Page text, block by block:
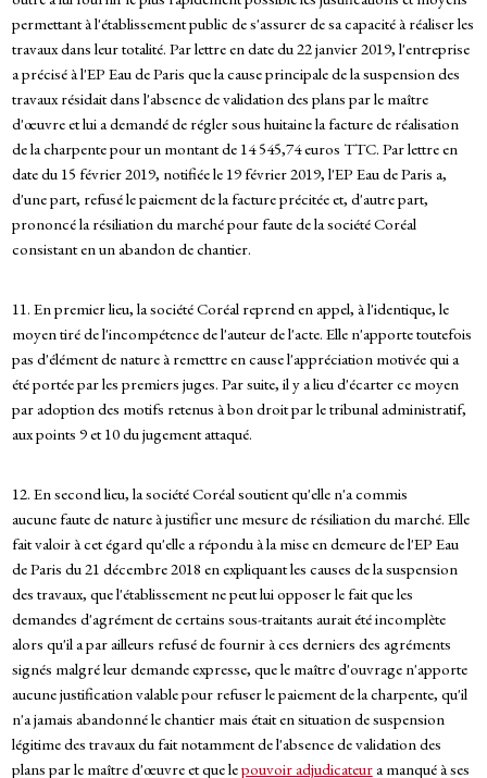
permettant à l'établissement public de s'assurer de sa capacité à réaliser les
travaux dans leur totalité. Par lettre en date du 22 janvier 2019, l'entreprise
a précisé à l'EP Eau de Paris que la cause principale de la suspension des
travaux résidait dans l'absence de validation des plans par le maître
d'œuvre et lui a demandé de régler sous huitaine la facture de réalisation
de la charpente pour un montant de 14 545,74 euros TTC. Par lettre en
date du 15 février 2019, notifiée le 19 février 2019, l'EP Eau de Paris a,
d'une part, refusé le paiement de la facture précitée et, d'autre part,
prononcé la résiliation du marché pour faute de la société Coréal
consistant en un abandon de chantier.
11. En premier lieu, la société Coréal reprend en appel, à l'identique, le
moyen tiré de l'incompétence de l'auteur de l'acte. Elle n'apporte toutefois
pas d'élément de nature à remettre en cause l'appréciation motivée qui a
été portée par les premiers juges. Par suite, il y a lieu d'écarter ce moyen
par adoption des motifs retenus à bon droit par le tribunal administratif,
aux points 9 et 10 du jugement attaqué.
12. En second lieu, la société Coréal soutient qu'elle n'a commis
aucune faute de nature à justifier une mesure de résiliation du marché. Elle
fait valoir à cet égard qu'elle a répondu à la mise en demeure de l'EP Eau
de Paris du 21 décembre 2018 en expliquant les causes de la suspension
des travaux, que l'établissement ne peut lui opposer le fait que les
demandes d'agrément de certains sous-traitants aurait été incomplète
alors qu'il a par ailleurs refusé de fournir à ces derniers des agréments
signés malgré leur demande expresse, que le maître d'ouvrage n'apporte
aucune justification valable pour refuser le paiement de la charpente, qu'il
n'a jamais abandonné le chantier mais était en situation de suspension
légitime des travaux du fait notamment de l'absence de validation des
plans par le maître d'œuvre et que lepouvoir adjudicateura manqué à ses